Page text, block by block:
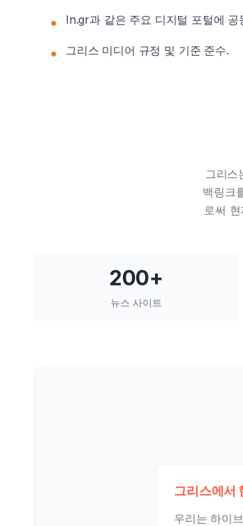
● In.gr과 같은 주요 디지털 포털에 공
● 그리스 미디어 규정 및 기준 준수.
그리스
백링크
로써
200+
뉴스 사이트
그리스에서
우리는 하이